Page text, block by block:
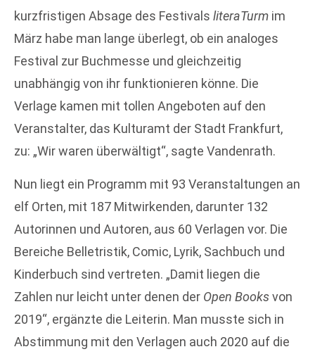
kurzfristigen Absage des Festivals literaTurm im
März habe man lange überlegt, ob ein analoges
Festival zur Buchmesse und gleichzeitig
unabhängig von ihr funktionieren könne. Die
Verlage kamen mit tollen Angeboten auf den
Veranstalter, das Kulturamt der Stadt Frankfurt,
zu: „Wir waren überwältigt“, sagte Vandenrath.
Nun liegt ein Programm mit 93 Veranstaltungen an
elf Orten, mit 187 Mitwirkenden, darunter 132
Autorinnen und Autoren, aus 60 Verlagen vor. Die
Bereiche Belletristik, Comic, Lyrik, Sachbuch und
Kinderbuch sind vertreten. „Damit liegen die
Zahlen nur leicht unter denen der Open Booksvon
2019“, ergänzte die Leiterin. Man musste sich in
Abstimmung mit den Verlagen auch 2020 auf die